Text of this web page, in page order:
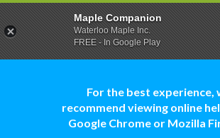
For the best experience,
recommend viewing online
Google Chrome or Mozilla
Maple Companion
Waterloo Maple Inc.
FREE - In Google Play